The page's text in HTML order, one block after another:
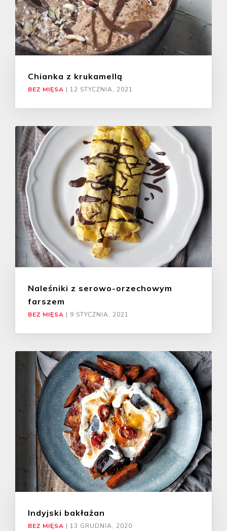
Chianka z krukamellą
BEZ MIĘSA | 12 STYCZNIA, 2021
Naleśniki z serowo-orzechowym
farszem
BEZ MIĘSA | 9 STYCZNIA, 2021
Indyjski bakłażan
BEZ MIĘSA | 13 GRUDNIA, 2020